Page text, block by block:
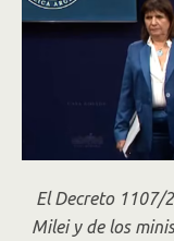
El Decreto 1107/
Milei y de los